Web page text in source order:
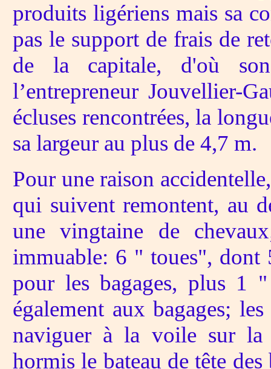
produits ligériens mais sa
pas le support de frais de
de la capitale, d'où
l’entrepreneur Jouvellier-
écluses rencontrées, la
sa largeur au plus de 4,7 m.
Pour une raison
qui suivent remontent, au
une vingtaine de
immuable: 6 " toues", dont
pour les bagages, plus 1
également aux bagages;
naviguer à la voile sur la
hormis le bateau de tête